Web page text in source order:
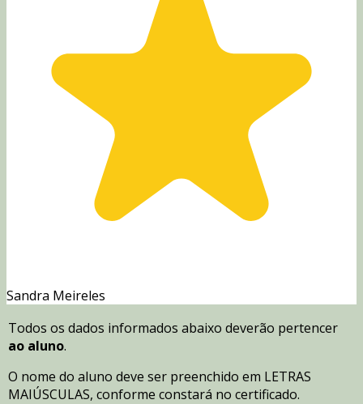
Sandra Meireles
Todos os dados informados abaixo deverão pertencer
ao aluno.
O nome do aluno deve ser preenchido em LETRAS
MAIÚSCULAS, conforme constará no certificado.